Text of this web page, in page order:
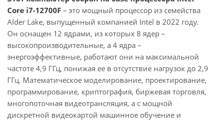
Core i7-12700F – это мощный процессор из семейства
Alder Lake, выпущенный компанией Intel в 2022 году.
Он оснащен 12 ядрами, из которых 8 ядер –
высокопроизводительные, а 4 ядра –
энергоэффективные, работают они на максимальной
частоте 4,9 ГГц, понижая ее в отсутствие нагрузок до 2,9
ГГц. Математическое моделирование, проектирование,
программирование, криптография, биржевая торговля,
многопоточная видеотрансляция, а с мощной
дискретной видеокартой машинное обучение и